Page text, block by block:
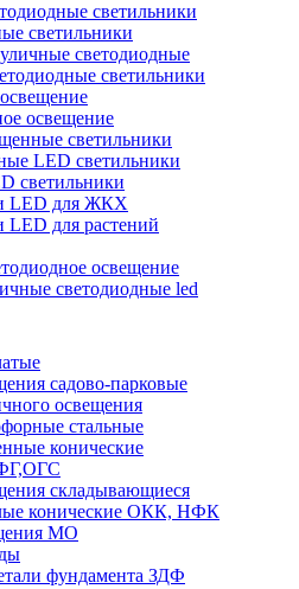
светильники
светильники
светодиодные
светильники
освещение
светильники
LED светильники
светильники
LED для ЖКХ
LED для растений
освещение
светодиодные led
садово-парковые
освещения
стальные
конические
складывающиеся
конические ОКК, НФК
МО
фундамента ЗДФ